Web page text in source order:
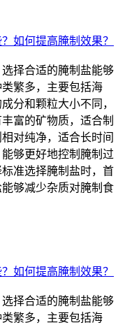
如何提高腌制效果？
择合适的腌制盐能够
繁多，主要包括海
分和颗粒大小不同，
富的矿物质，适合制
对纯净，适合长时间
够更好地控制腌制过
准选择腌制盐时，首
够减少杂质对腌制食
如何提高腌制效果？
择合适的腌制盐能够
繁多，主要包括海